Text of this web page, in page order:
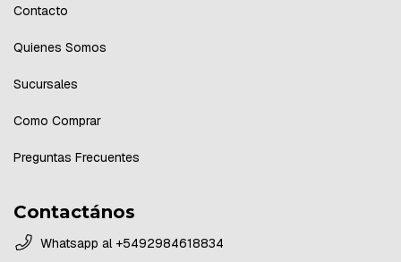
Contacto
Quienes Somos
Sucursales
Como Comprar
Preguntas Frecuentes
Contactános
Whatsapp al +5492984618834